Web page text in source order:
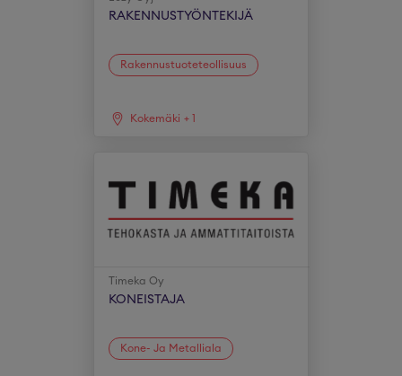
RAKENNUSTYÖNTEKIJÄ
Rakennustuoteteollisuus
Kokemäki + 1
Timeka Oy
KONEISTAJA
Kone- Ja Metalliala